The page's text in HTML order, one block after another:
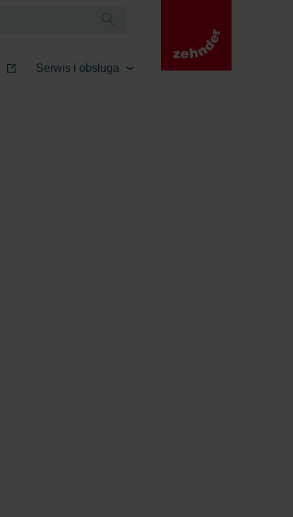
Serwis i obsługa